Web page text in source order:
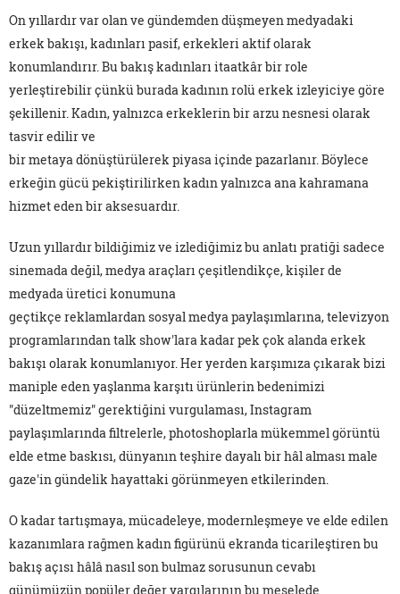
On yıllardır var olan ve gündemden düşmeyen medyadaki
erkek bakışı, kadınları pasif, erkekleri aktif olarak
konumlandırır. Bu bakış kadınları itaatkâr bir role
yerleştirebilir çünkü burada kadının rolü erkek izleyiciye göre
şekillenir. Kadın, yalnızca erkeklerin bir arzu nesnesi olarak
tasvir edilir ve
bir metaya dönüştürülerek piyasa içinde pazarlanır. Böylece
erkeğin gücü pekiştirilirken kadın yalnızca ana kahramana
hizmet eden bir aksesuardır.
Uzun yıllardır bildiğimiz ve izlediğimiz bu anlatı pratiği sadece
sinemada değil, medya araçları çeşitlendikçe, kişiler de
medyada üretici konumuna
geçtikçe reklamlardan sosyal medya paylaşımlarına, televizyon
programlarından talk show'lara kadar pek çok alanda erkek
bakışı olarak konumlanıyor. Her yerden karşımıza çıkarak bizi
maniple eden yaşlanma karşıtı ürünlerin bedenimizi
"düzeltmemiz" gerektiğini vurgulaması, Instagram
paylaşımlarında filtrelerle, photoshoplarla mükemmel görüntü
elde etme baskısı, dünyanın teşhire dayalı bir hâl alması male
gaze'in gündelik hayattaki görünmeyen etkilerinden.
O kadar tartışmaya, mücadeleye, modernleşmeye ve elde edilen
kazanımlara rağmen kadın figürünü ekranda ticarileştiren bu
bakış açısı hâlâ nasıl son bulmaz sorusunun cevabı
günümüzün popüler değer yargılarının bu meselede